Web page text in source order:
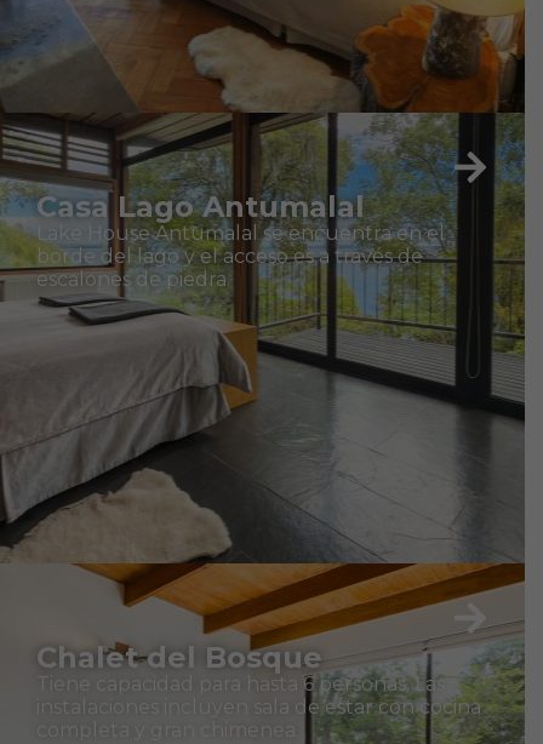
Casa Lago Antumalal
Lake House Antumalal se encuentra en el
borde del lago y el acceso es a través de
escalones de piedra.
Chalet del Bosque
Tiene capacidad para hasta 6 personas. Las
instalaciones incluyen sala de estar con cocina
completa y gran chimenea.